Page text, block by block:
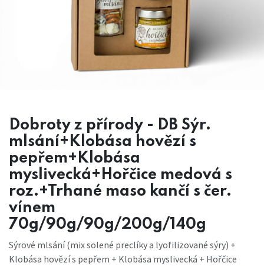
Dobroty z přírody - DB Sýr.
mlsání+Klobása hovězí s
pepřem+Klobása
myslivecká+Hořčice medová s
roz.+Trhané maso kančí s čer.
vínem
70g/90g/90g/200g/140g
Sýrové mlsání (mix solené preclíky a lyofilizované sýry) +
Klobása hovězí s pepřem + Klobása myslivecká + Hořčice